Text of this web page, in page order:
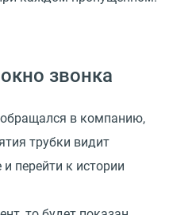
звонка
обращался в компанию,
трубки видит
перейти к истории